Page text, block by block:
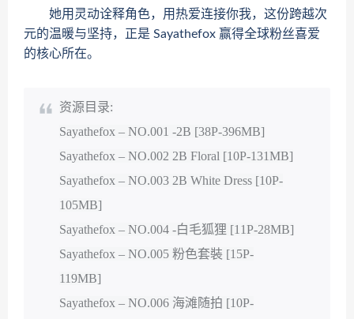
她用灵动诠释角色，用热爱连接你我，这份跨越次
元的温暖与坚持，正是 Sayathefox 赢得全球粉丝喜爱
的核心所在。
资源目录:
Sayathefox – NO.001 -2B [38P-396MB]
Sayathefox – NO.002 2B Floral [10P-131MB]
Sayathefox – NO.003 2B White Dress [10P-
105MB]
Sayathefox – NO.004 -白毛狐狸 [11P-28MB]
Sayathefox – NO.005 粉色套裝 [15P-
119MB]
Sayathefox – NO.006 海滩随拍 [10P-